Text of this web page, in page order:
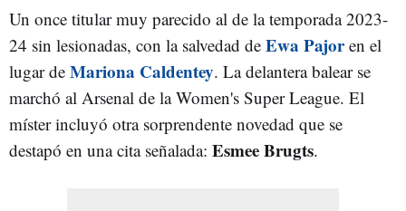
Un once titular muy parecido al de la temporada 2023-
24 sin lesionadas, con la salvedad de Ewa Pajoren el
lugar de Mariona Caldentey. La delantera balear se
marchó al Arsenal de la Women's Super League. El
míster incluyó otra sorprendente novedad que se
destapó en una cita señalada: Esmee Brugts.